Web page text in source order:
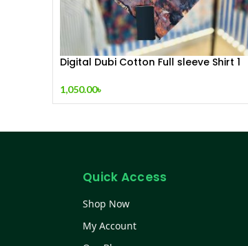
Digital Dubi Cotton Full sleeve Shirt 1
1,050.00৳
Quick Access
Shop Now
My Account